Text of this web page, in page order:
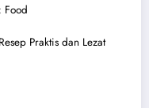
Food
Praktis dan Lezat